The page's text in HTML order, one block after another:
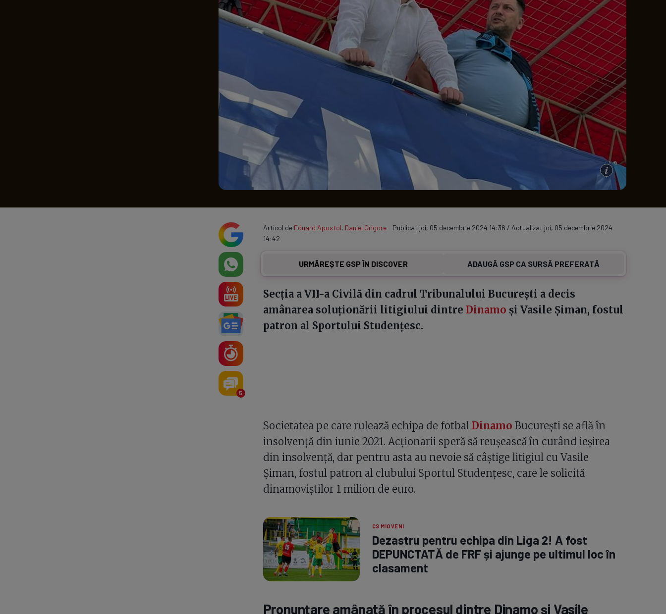
Serie A
Echipe Meciuri Clasament
5
Articol de Eduard Apostol, Daniel Grigore- Publicat joi, 05 decembrie 2024 14:36 / Actualizat joi, 05 decembrie 2024
14:42
URMĂREȘTE GSP ÎN DISCOVER ADAUGĂ GSP CA SURSĂ PREFERATĂ
Secția a VII-a Civilă din cadrul Tribunalului București a decis
amânarea soluționării litigiului dintre Dinamo și Vasile Șiman, fostul
patron al Sportului Studențesc.
Societatea pe care rulează echipa de fotbal Dinamo București se află în
insolvență din iunie 2021. Acționarii speră să reușească în curând ieșirea
din insolvență, dar pentru asta au nevoie să câștige litigiul cu Vasile
Șiman, fostul patron al clubului Sportul Studențesc, care le solicită
dinamoviștilor 1 milion de euro.
CS MIOVENI
Dezastru pentru echipa din Liga 2! A fost
DEPUNCTATĂ de FRF și ajunge pe ultimul loc în
clasament
Pronunțare amânată în procesul dintre Dinamo și Vasile